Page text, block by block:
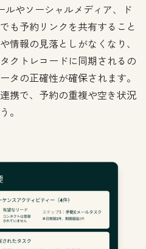
ルやソーシャルメディア、ド
も予約リンクを共有すること
情報の見落としがなくなり、
クトレコードに同期されるの
タの正確性が確保されます。
携で、予約の重複や空き状況
。